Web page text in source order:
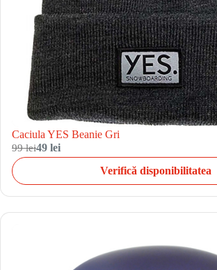
Caciula YES Beanie Gri
99 lei49 lei
Verifică disponibilitatea